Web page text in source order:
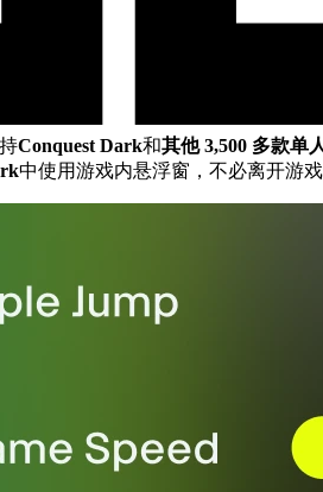
Conquest Dark和其他 3,500 多款单
中使用游戏内悬浮窗，不必离开游